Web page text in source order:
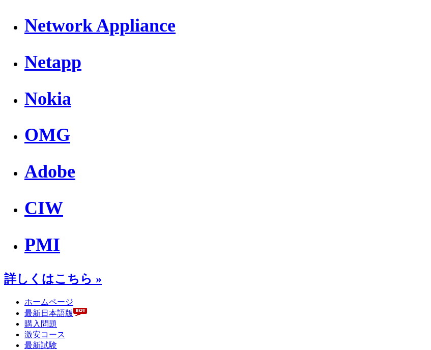
Network Appliance
Netapp
Nokia
OMG
Adobe
CIW
PMI
詳しくはこちら »
ホームページ
最新日本語版
購入問題
激安コース
最新試験